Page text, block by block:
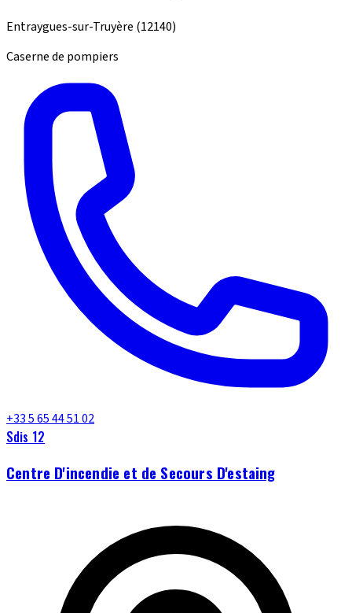
Entraygues-sur-Truyère (12140)
Caserne de pompiers
+33 5 65 44 51 02
Sdis 12
Centre D'incendie et de Secours D'estaing